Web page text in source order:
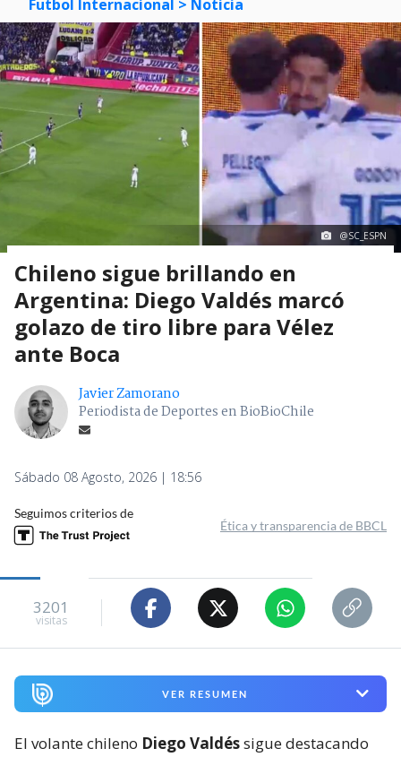
Futbol Internacional > Noticia
@SC_ESPN
Chileno sigue brillando en
Argentina: Diego Valdés marcó
golazo de tiro libre para Vélez
ante Boca
Javier Zamorano
Periodista de Deportes en BioBioChile
Sábado 08 Agosto, 2026 | 18:56
Seguimos criterios de
Ética y transparencia de BBCL
3201
visitas
VER RESUMEN
El volante chileno Diego Valdéssigue destacando